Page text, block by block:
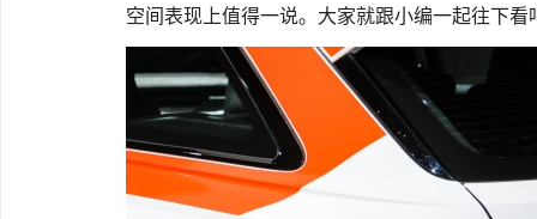
空间表现上值得一说。大家就跟小编一起往下看